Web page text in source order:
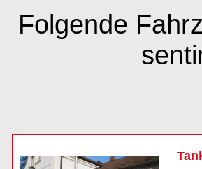
Folgende